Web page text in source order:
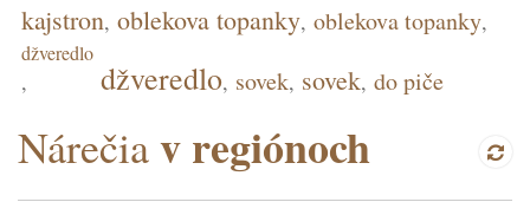
kajstron oblekova topanky oblekova topanky
džveredlo
džveredlo sovek sovek do piče
Nárečiav regiónoch